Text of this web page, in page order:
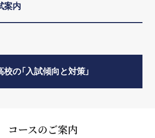
案内
の「入試傾向と対策」
コースのご案内